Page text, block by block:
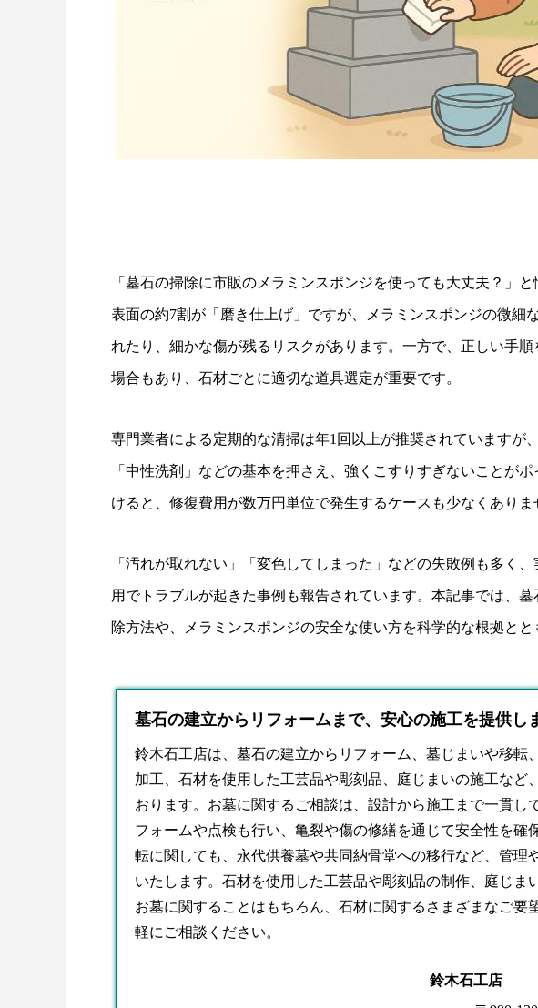
「墓石の掃除に市販のメラミンスポンジを使っても大丈夫？」
表面の約7割が「磨き仕上げ」ですが、メラミンスポンジの微細
れたり、細かな傷が残るリスクがあります。一方で、正しい手
場合もあり、石材ごとに適切な道具選定が重要です。
専門業者による定期的な清掃は年1回以上が推奨されていますが
「中性洗剤」などの基本を押さえ、強くこすりすぎないことが
けると、修復費用が数万円単位で発生するケースも少なくありま
「汚れが取れない」「変色してしまった」などの失敗例も多く
用でトラブルが起きた事例も報告されています。本記事では、
除方法や、メラミンスポンジの安全な使い方を科学的な根拠とと
墓石の建立からリフォームまで、安心の施工を提供し
鈴木石工店は、 墓石の建立からリフォーム、墓じまいや移転
加工、石材を使用した工芸品や彫刻品、庭じまいの施工など
おります。お墓に関するご相談は、設計から施工まで一貫し
フォームや点検も行い、亀裂や傷の修繕を通じて安全性を確
転に関しても、永代供養墓や共同納骨堂への移行など、管理
いたします。石材を使用した工芸品や彫刻品の制作、庭じま
お墓に関することはもちろん、石材に関するさまざまなご要
軽にご相談ください。
鈴木石工店